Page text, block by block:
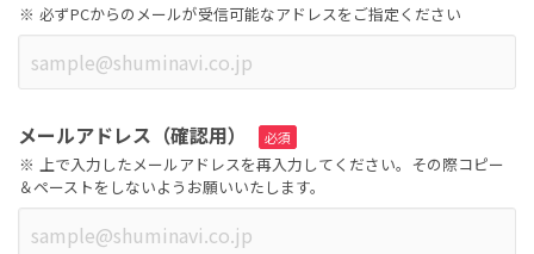
必ずPCからのメールが受信可能なアドレスをご指定ください
メールアドレス（確認用）
上で入力したメールアドレスを再入力してください。その際コピー
＆ペーストをしないようお願いいたします。